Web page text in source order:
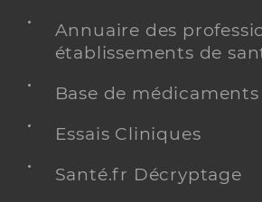
Annuaire des
établissements de
Base de médicaments
Essais Cliniques
Santé.fr Décryptage